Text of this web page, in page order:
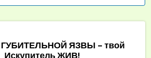
ГУБИТЕЛЬНОЙ ЯЗВЫ - твой
Искупитель ЖИВ!